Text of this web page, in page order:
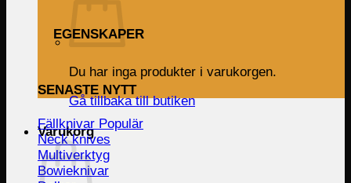
Du har inga produkter i varukorgen.
Gå tillbaka till butiken
Varukorg
EGENSKAPER
SENASTE NYTT
Fällknivar
Neck knives
Multiverktyg
Bowieknivar